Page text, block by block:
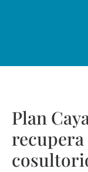
Plan